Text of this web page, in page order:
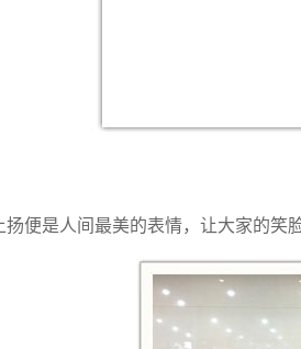
扬便是人间最美的表情，让大家的笑